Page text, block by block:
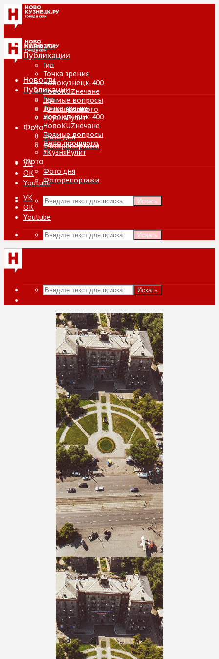
Новости
Публикации
Гид
Точка зрения
Новокузнецк-400
НовоKUZнечане
Прямые вопросы
Дело прошлого
#КузняРулит
Фото
Фото дня
Фоторепортажи
VK
ОК
Youtube
Искать
Новости
Публикации
Гид
Точка зрения
Новокузнецк-400
НовоKUZнечане
Прямые вопросы
Дело прошлого
#КузняРулит
Фото
Фото дня
Фоторепортажи
VK
ОК
Youtube
Искать
Искать